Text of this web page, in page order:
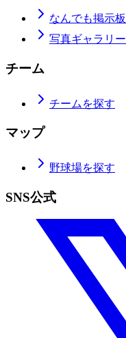
なんでも掲示板
写真ギャラリー
チーム
チームを探す
マップ
野球場を探す
SNS公式